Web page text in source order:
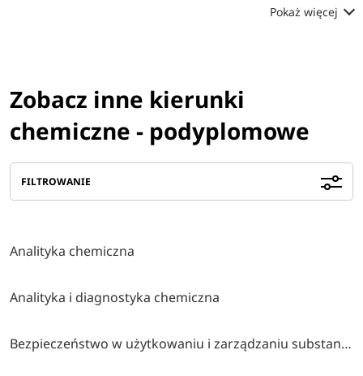
Pokaż więcej
Zobacz inne kierunki
chemiczne - podyplomowe
FILTROWANIE
Analityka chemiczna
Analityka i diagnostyka chemiczna
Bezpieczeństwo w użytkowaniu i zarządzaniu substancjami chemicznymi